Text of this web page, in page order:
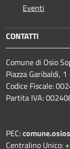
Eventi
CONTATTI
Comune di Osio
Piazza Garibaldi,
Codice Fiscale:
Partita IVA:
PEC:
Centralino Unico: